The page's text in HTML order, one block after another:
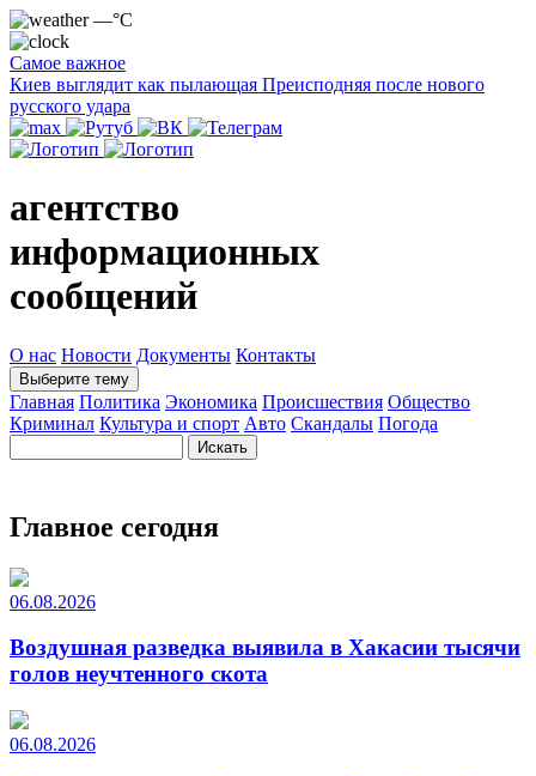
—°C
Самое важное
Киев выглядит как пылающая Преисподняя после нового
русского удара
агентство
информационных
сообщений
О нас Новости Документы Контакты
Выберите тему
Главная Политика Экономика Происшествия Общество
Криминал Культура и спорт Авто Скандалы Погода
Главное сегодня
06.08.2026
Воздушная разведка выявила в Хакасии тысячи
голов неучтенного скота
06.08.2026